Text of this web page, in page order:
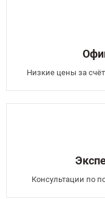
Низкие цены за
Консультации по